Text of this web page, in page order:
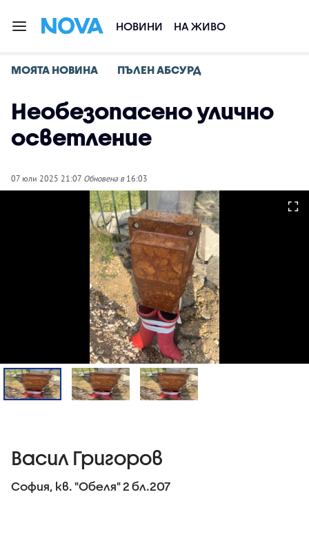
НОВИНИ НА ЖИВО
МОЯТА НОВИНА ПЪЛЕН АБСУРД
Необезопасено улично
осветление
07 юли 2025 21:07 Обновена в16:03
Васил Григоров
София, кв. "Обеля" 2 бл.207